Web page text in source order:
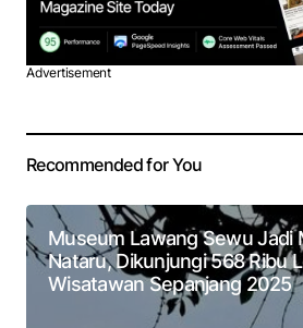
Advertisement
Recommended for You
Museum Lawang Sewu Jadi
Nataru, Dikunjungi 568 Ribu
Wisatawan Sepanjang 2025